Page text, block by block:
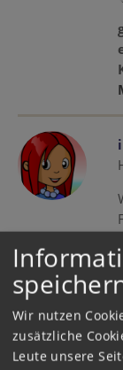
Wir nutzen
zusätzliche
Leute unsere